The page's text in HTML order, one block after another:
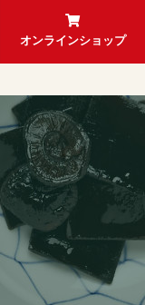
オンラインショップ